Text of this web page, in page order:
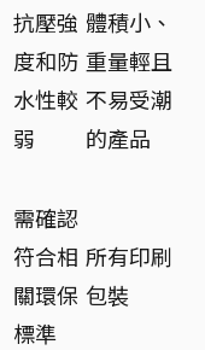
抗壓強
度和防
水性較
弱
體積小、
重量輕且
不易受潮
的產品
需確認
符合相
關環保
標準
所有印刷
包裝